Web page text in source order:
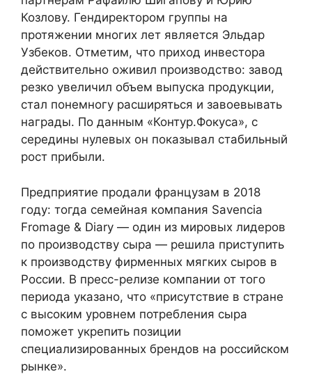
Козлову. Гендиректором группы на
протяжении многих лет является Эльдар
Узбеков. Отметим, что приход инвестора
действительно оживил производство: завод
резко увеличил объем выпуска продукции,
стал понемногу расширяться и завоевывать
награды. По данным «Контур.Фокуса», с
середины нулевых он показывал стабильный
рост прибыли.
Предприятие продали французам в 2018
году: тогда семейная компания Savencia
Fromage & Diary — один из мировых лидеров
по производству сыра — решила приступить
к производству фирменных мягких сыров в
России. В пресс-релизе компании от того
периода указано, что «присутствие в стране
с высоким уровнем потребления сыра
поможет укрепить позиции
специализированных брендов на российском
рынке».